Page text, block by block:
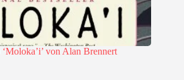
von Alan Brennert